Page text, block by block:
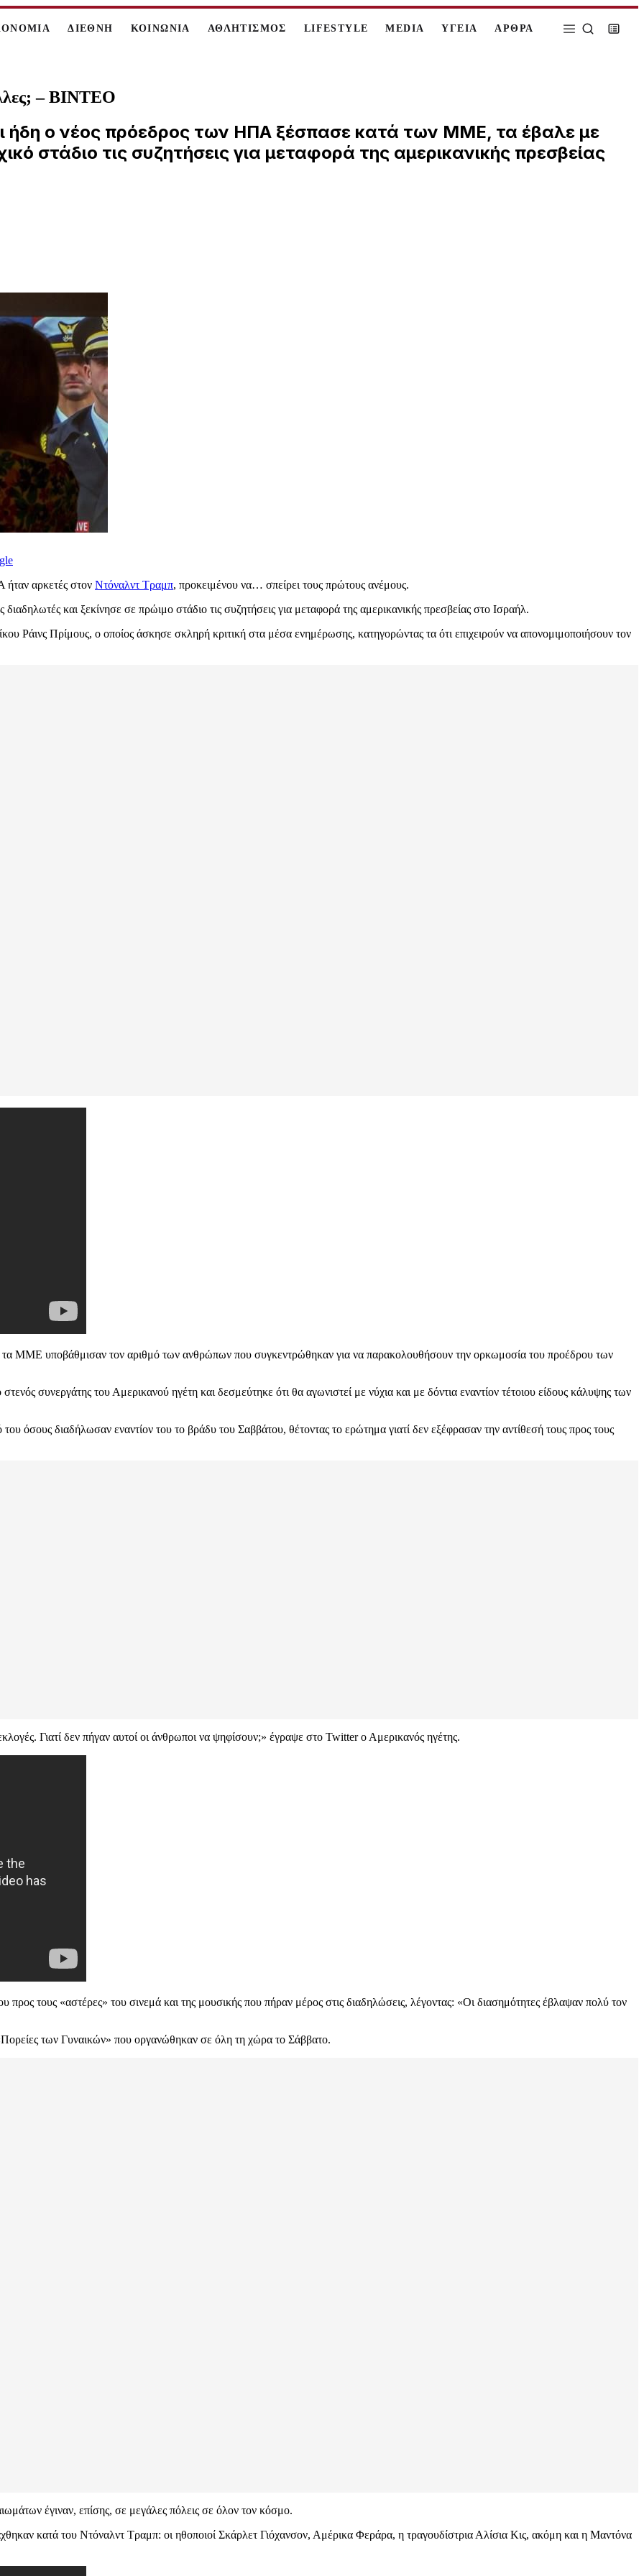
ΔΙΕΘΝΗ ΚΟΙΝΩΝΙΑ ΑΘΛΗΤΙΣΜΟΣ LIFESTYLE MEDIA ΥΓΕΙΑ ΑΡΘΡΑ
– ΒΙΝΤΕΟ
ήδη ο νέος πρόεδρος των ΗΠΑ ξέσπασε κατά των ΜΜΕ, τα έβαλε με
στάδιο τις συζητήσεις για μεταφορά της αμερικανικής πρεσβείας
αρκετές στον Ντόναλντ Τραμπ, προκειμένου να… σπείρει τους πρώτους ανέμους.
και ξεκίνησε σε πρώιμο στάδιο τις συζητήσεις για μεταφορά της αμερικανικής πρεσβείας στο Ισραήλ.
Ράινς Πρίμους, ο οποίος άσκησε σκληρή κριτική στα μέσα ενημέρωσης, κατηγορώντας τα ότι επιχειρούν να απονομιμοποιήσουν τον
τα ΜΜΕ υποβάθμισαν τον αριθμό των ανθρώπων που συγκεντρώθηκαν για να παρακολουθήσουν την ορκωμοσία του προέδρου των
συνεργάτης του Αμερικανού ηγέτη και δεσμεύτηκε ότι θα αγωνιστεί με νύχια και με δόντια εναντίον τέτοιου είδους κάλυψης των
όσους διαδήλωσαν εναντίον του το βράδυ του Σαββάτου, θέτοντας το ερώτημα γιατί δεν εξέφρασαν την αντίθεσή τους προς τους
Γιατί δεν πήγαν αυτοί οι άνθρωποι να ψηφίσουν;» έγραψε στο Twitter ο Αμερικανός ηγέτης.
προς τους «αστέρες» του σινεμά και της μουσικής που πήραν μέρος στις διαδηλώσεις, λέγοντας: «Οι διασημότητες έβλαψαν πολύ τον
των Γυναικών» που οργανώθηκαν σε όλη τη χώρα το Σάββατο.
έγιναν, επίσης, σε μεγάλες πόλεις σε όλον τον κόσμο.
κατά του Ντόναλντ Τραμπ: οι ηθοποιοί Σκάρλετ Γιόχανσον, Αμέρικα Φεράρα, η τραγουδίστρια Αλίσια Κις, ακόμη και η Μαντόνα